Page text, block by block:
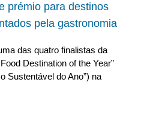
prémio para destinos
pela gastronomia
das quatro finalistas da
Destination of the Year”
Sustentável do Ano”) na